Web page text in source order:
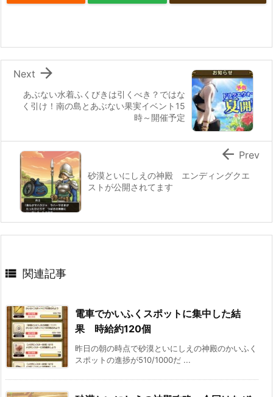
あぶない水着ふくびきは引くべき？ではな
く引け！南の島とあぶない果実イベント15
時～開催予定

Next
砂漠といにしえの神殿 エンディングクエ
ストが公開されてます
 Prev
 関連記事
電車でかいふくスポットに集中した結
果 時給約120個
昨日の朝の時点で砂漠といにしえの神殿のかいふく
スポットの進捗が510/1000だ ...